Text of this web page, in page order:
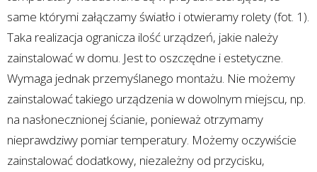
same którymi załączamy światło i otwieramy rolety (fot. 1).
Taka realizacja ogranicza ilość urządzeń, jakie należy
zainstalować w domu. Jest to oszczędne i estetyczne.
Wymaga jednak przemyślanego montażu. Nie możemy
zainstalować takiego urządzenia w dowolnym miejscu, np.
na nasłonecznionej ścianie, ponieważ otrzymamy
nieprawdziwy pomiar temperatury. Możemy oczywiście
zainstalować dodatkowy, niezależny od przycisku,